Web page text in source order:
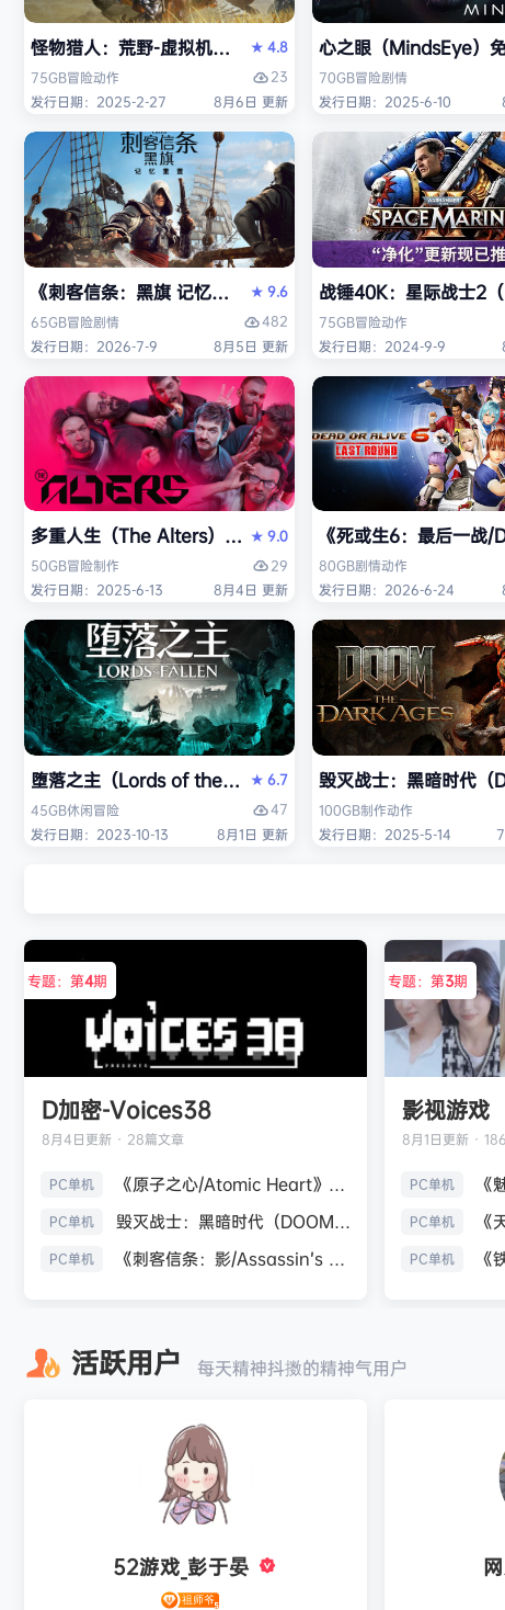
怪物猎人：荒野-虚拟机版（Monster Hunter Wilds
★ 4.8
75GB冒险动作
23
发行日期：2025-2-27
8月6日 更新
心之眼（MindsEye）免
70GB冒险剧情
发行日期：2025-6-10
《刺客信条：黑旗 记忆重置-虚拟机版/Assassin’s Creed
★ 9.6
65GB冒险剧情
482
发行日期：2026-7-9
8月5日 更新
战锤40K：星际战士2
75GB冒险动作
发行日期：2024-9-9
多重人生（The Alters）免安装中文版
★ 9.0
50GB冒险制作
29
发行日期：2025-6-13
8月4日 更新
《死或生6：最后一战
80GB剧情动作
发行日期：2026-6-24
堕落之主（Lords of the Fallen）免安装中文版
★ 6.7
45GB休闲冒险
47
发行日期：2023-10-13
8月1日 更新
毁灭战士：黑暗时代
100GB制作动作
发行日期：2025-5-14
专题：第4期
D加密-Voices38
8月4日更新 · 28篇文章
PC单机 《原子之心/Atomic Heart》免安装中文版
PC单机 毁灭战士：黑暗时代（DOOM: The Dark Ages）免安装中文版
PC单机 《刺客信条：影/Assassin’s Creed Shadows》免安装版，非虚拟机
专题：第3期
影视游戏
8月1日更新 ·
PC单机
PC单机
PC单机
活跃用户 每天精神抖擞的精神气用户
52游戏_彭于晏